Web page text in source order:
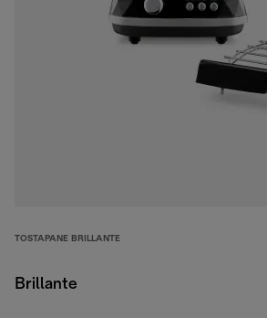
TOSTAPANE BRILLANTE
Brillante